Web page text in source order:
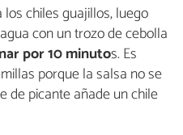
chiles guajillos, luego
con un trozo de cebolla
por 10 minutos. Es
porque la salsa no se
de picante añade un chile